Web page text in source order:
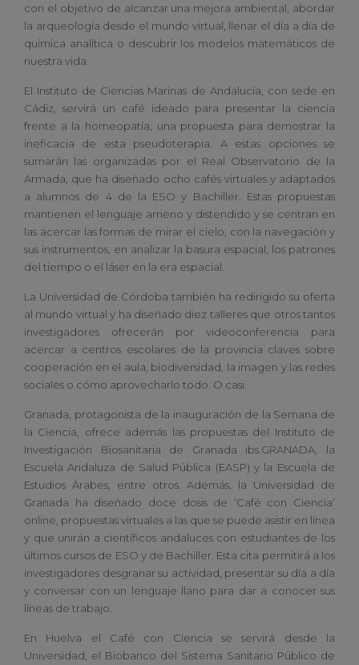
con el objetivo de alcanzar una mejora ambiental, abordar
la arqueología desde el mundo virtual, llenar el día a día de
química analítica o descubrir los modelos matemáticos de
nuestra vida.
El Instituto de Ciencias Marinas de Andalucía, con sede en
Cádiz, servirá un café ideado para presentar la ciencia
frente a la homeopatía, una propuesta para demostrar la
ineficacia de esta pseudoterapia. A estas opciones se
sumarán las organizadas por el Real Observatorio de la
Armada, que ha diseñado ocho cafés virtuales y adaptados
a alumnos de 4 de la ESO y Bachiller. Estas propuestas
mantienen el lenguaje ameno y distendido y se centran en
las acercar las formas de mirar el cielo, con la navegación y
sus instrumentos, en analizar la basura espacial, los patrones
del tiempo o el láser en la era espacial.
La Universidad de Córdoba también ha redirigido su oferta
al mundo virtual y ha diseñado diez talleres que otros tantos
investigadores ofrecerán por videoconferencia para
acercar a centros escolares de la provincia claves sobre
cooperación en el aula, biodiversidad, la imagen y las redes
sociales o cómo aprovecharlo todo. O casi.
Granada, protagonista de la inauguración de la Semana de
la Ciencia, ofrece además las propuestas del Instituto de
Investigación Biosanitaria de Granada ibs.GRANADA, la
Escuela Andaluza de Salud Pública (EASP) y la Escuela de
Estudios Árabes, entre otros. Además, la Universidad de
Granada ha diseñado doce dosis de ‘Café con Ciencia’
online, propuestas virtuales a las que se puede asistir en línea
y que unirán a científicos andaluces con estudiantes de los
últimos cursos de ESO y de Bachiller. Esta cita permitirá a los
investigadores desgranar su actividad, presentar su día a día
y conversar con un lenguaje llano para dar a conocer sus
líneas de trabajo.
En Huelva el Café con Ciencia se servirá desde la
Universidad, el Biobanco del Sistema Sanitario Público de